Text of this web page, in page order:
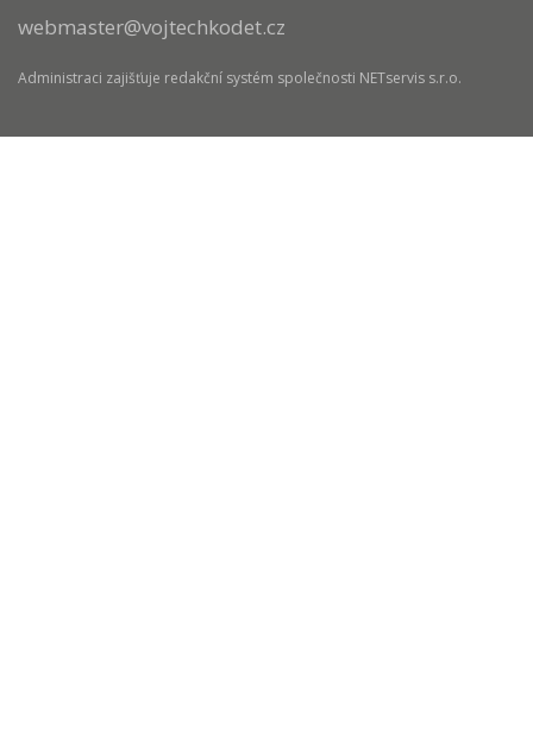
webmaster@vojtechkodet.cz
Administraci zajišťuje redakční systém společnosti NETservis s.r.o.